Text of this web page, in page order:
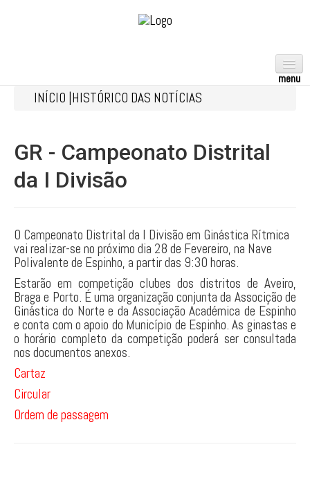
ACROBÁTICA
ARTÍSTICA
FEMININA
TRAMPOLINS
TEAMGYM
GPT
PARKOUR
INÍCIO |HISTÓRICO DAS NOTÍCIAS
GR - Campeonato Distrital
da I Divisão
O Campeonato Distrital da I Divisão em Ginástica Rítmica
vai realizar-se no próximo dia 28 de Fevereiro, na Nave
Polivalente de Espinho, a partir das 9:30 horas.
Estarão em competição clubes dos distritos de Aveiro,
Braga e Porto. É uma organização conjunta da Associção de
Ginástica do Norte e da Associação Académica de Espinho
e conta com o apoio do Município de Espinho. As ginastas e
o horário completo da competição poderá ser consultada
nos documentos anexos.
Cartaz
Circular
Ordem de passagem